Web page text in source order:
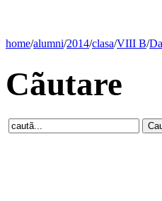
home/alumni/2014/clasa/VIII B/
Cãutare